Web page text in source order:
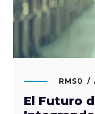
RMS0
El Futuro